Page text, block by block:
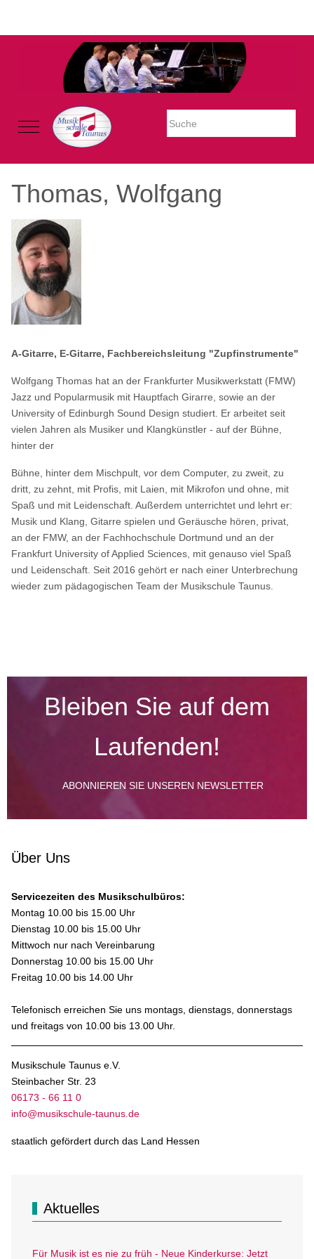
Warning: Undefined property: stdClass::$imglink in
/mnt/web605/e3/26/59781926/htdocs/Joomla2023/modules/
Mobile Menu Toggle
Thomas, Wolfgang
A-Gitarre, E-Gitarre, Fachbereichsleitung "Zupfinstrumente"
Wolfgang Thomas hat an der Frankfurter Musikwerkstatt (FMW)
Jazz und Popularmusik mit Hauptfach Girarre, sowie an der
University of Edinburgh Sound Design studiert. Er arbeitet seit
vielen Jahren als Musiker und Klangkünstler - auf der Bühne,
hinter der
Bühne, hinter dem Mischpult, vor dem Computer, zu zweit, zu
dritt, zu zehnt, mit Profis, mit Laien, mit Mikrofon und ohne, mit
Spaß und mit Leidenschaft. Außerdem unterrichtet und lehrt er:
Musik und Klang, Gitarre spielen und Geräusche hören, privat,
an der FMW, an der Fachhochschule Dortmund und an der
Frankfurt University of Applied Sciences, mit genauso viel Spaß
und Leidenschaft. Seit 2016 gehört er nach einer Unterbrechung
wieder zum pädagogischen Team der Musikschule Taunus.
Bleiben Sie auf dem
Laufenden!
ABONNIEREN SIE UNSEREN NEWSLETTER
Über Uns
Servicezeiten des Musikschulbüros:
Montag 10.00 bis 15.00 Uhr
Dienstag 10.00 bis 15.00 Uhr
Mittwoch nur nach Vereinbarung
Donnerstag 10.00 bis 15.00 Uhr
Freitag 10.00 bis 14.00 Uhr
Telefonisch erreichen Sie uns montags, dienstags, donnerstags
und freitags von 10.00 bis 13.00 Uhr.
Musikschule Taunus e.V.
Steinbacher Str. 23
06173 - 66 11 0
info@musikschule-taunus.de
staatlich gefördert durch das Land Hessen
Aktuelles
Für Musik ist es nie zu früh - Neue Kinderkurse: Jetzt